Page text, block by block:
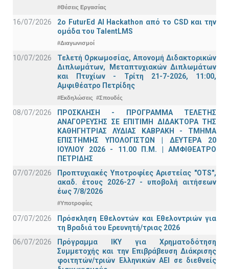
#Θέσεις Εργασίας
16/07/2026
2o FuturEd AI Hackathon από το CSD και την
ομάδα του TalentLMS
#Διαγωνισμοί
10/07/2026
Τελετή Ορκωμοσίας, Απονομή Διδακτορικών
Διπλωμάτων, Μεταπτυχιακών Διπλωμάτων
και Πτυχίων - Τρίτη 21-7-2026, 11:00,
Αμφιθέατρο Πετρίδης
#Εκδηλώσεις #Σπουδές
08/07/2026
ΠΡΟΣΚΛΗΣΗ - ΠΡΟΓΡΑΜΜΑ ΤΕΛΕΤΗΣ
ΑΝΑΓΟΡΕΥΣΗΣ ΣΕ ΕΠΙΤΙΜΗ ΔΙΔΑΚΤΟΡΑ ΤΗΣ
ΚΑΘΗΓΗΤΡΙΑΣ ΛΥΔΙΑΣ ΚΑΒΡΑΚΗ - ΤΜΗΜΑ
ΕΠΙΣΤΗΜΗΣ ΥΠΟΛΟΓΙΣΤΩΝ | ΔΕΥΤΕΡΑ 20
ΙΟΥΛΙΟΥ 2026 - 11.00 Π.Μ. | ΑΜΦΙΘΕΑΤΡΟ
ΠΕΤΡΙΔΗΣ
07/07/2026
Προπτυχιακές Υποτροφίες Αριστείας "OTS",
ακαδ. έτους 2026-27 - υποβολή αιτήσεων
έως 7/8/2026
#Υποτροφίες
07/07/2026
Πρόσκληση Εθελοντών και Εθελοντριών για
τη Βραδιά του Ερευνητή/τριας 2026
06/07/2026
Πρόγραμμα ΙΚΥ για Χρηματοδότηση
Συμμετοχής και την Επιβράβευση Διάκρισης
φοιτητών/τριών Ελληνικών ΑΕΙ σε διεθνείς